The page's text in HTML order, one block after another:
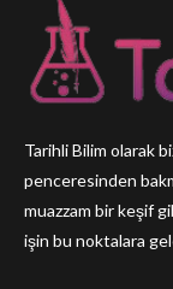
Tarihli Bilim olarak
penceresinden
muazzam bir keşif
işin bu noktalara